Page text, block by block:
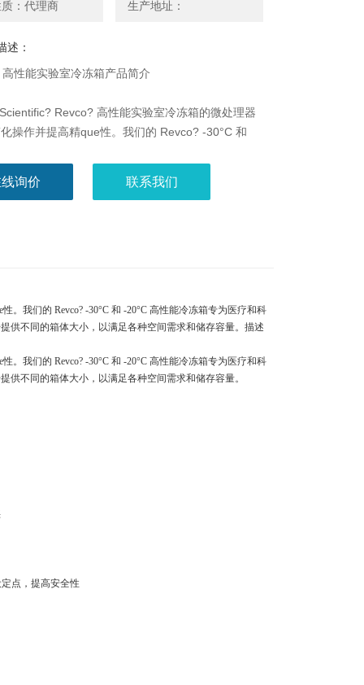
：代理商 生产地址：
述：
性能实验室冷冻箱产品简介
Revco? 高性能实验室冷冻箱的微处理器
操作并提高精que性。我们的 Revco? -30°C 和
体大小，以满足各种空间需求和储存容量。描述
询价 联系我们
。我们的 Revco? -30°C 和 -20°C 高性能冷冻箱专为医疗和科
供不同的箱体大小，以满足各种空间需求和储存容量。描述
。我们的 Revco? -30°C 和 -20°C 高性能冷冻箱专为医疗和科
不同的箱体大小，以满足各种空间需求和储存容量。
点，提高安全性